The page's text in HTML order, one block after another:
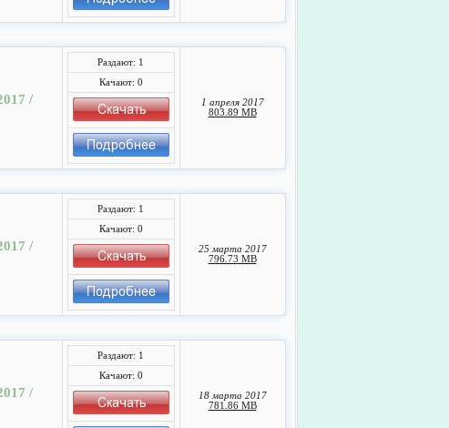
/
Раздают: 1
Качают: 0
1 апреля 2017
803.89 MB
/
Раздают: 1
Качают: 0
25 марта 2017
796.73 MB
/
Раздают: 1
Качают: 0
18 марта 2017
781.86 MB